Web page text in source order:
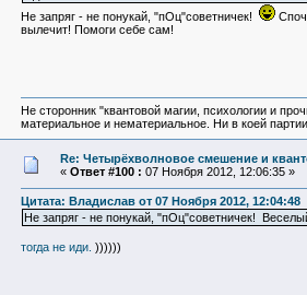
Не запряг - не понукай, "пОц"советничек!
вылечит! Помоги себе сам!
Не сторонник "квантовой магии, психологии и
материальное и нематериальное. Ни в коей
Re: Четырёхволновое смешение и
« Ответ #100 : 07 Ноября 2012, 12:06:35 »
Цитата: Владислав от 07 Ноября 2012, 12:04:48
Не запряг - не понукай, "пОц"советничек!
тогда не иди. ))))))